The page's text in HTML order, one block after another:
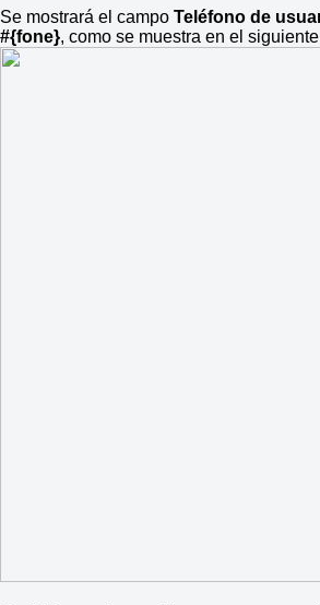
Se mostrará el campo Teléfono de
#{fone}, como se muestra en el